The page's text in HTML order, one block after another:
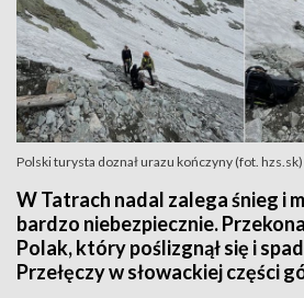
Polski turysta doznał urazu kończyny (fot. hzs.sk)
W Tatrach nadal zalega śnieg i
bardzo niebezpiecznie.
Polak, który poślizgnął się i
Przełęczy w słowackiej części